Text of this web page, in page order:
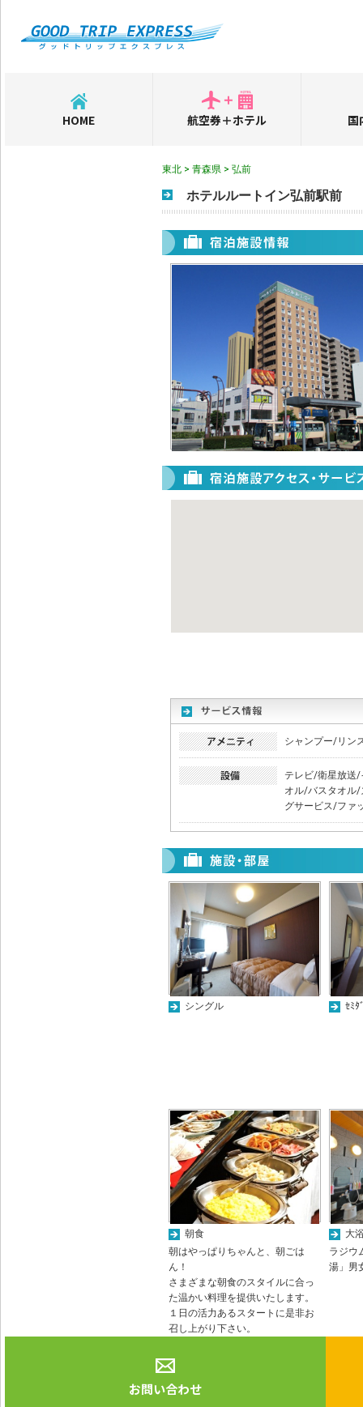
HOME 航空券＋ホテル 国
東北 > 青森県 > 弘前
ホテルルートイン弘前駅前
シャンプー/リン
テレビ/衛星放送/
オル/バスタオル
グサービス/ファ
シングル ｾﾐﾀ
朝食
朝はやっぱりちゃんと、朝ごは
ん！
さまざまな朝食のスタイルに合っ
た温かい料理を提供いたします。
１日の活力あるスタートに是非お
召し上がり下さい。
大
ラジウ
湯」男
お問い合わせ